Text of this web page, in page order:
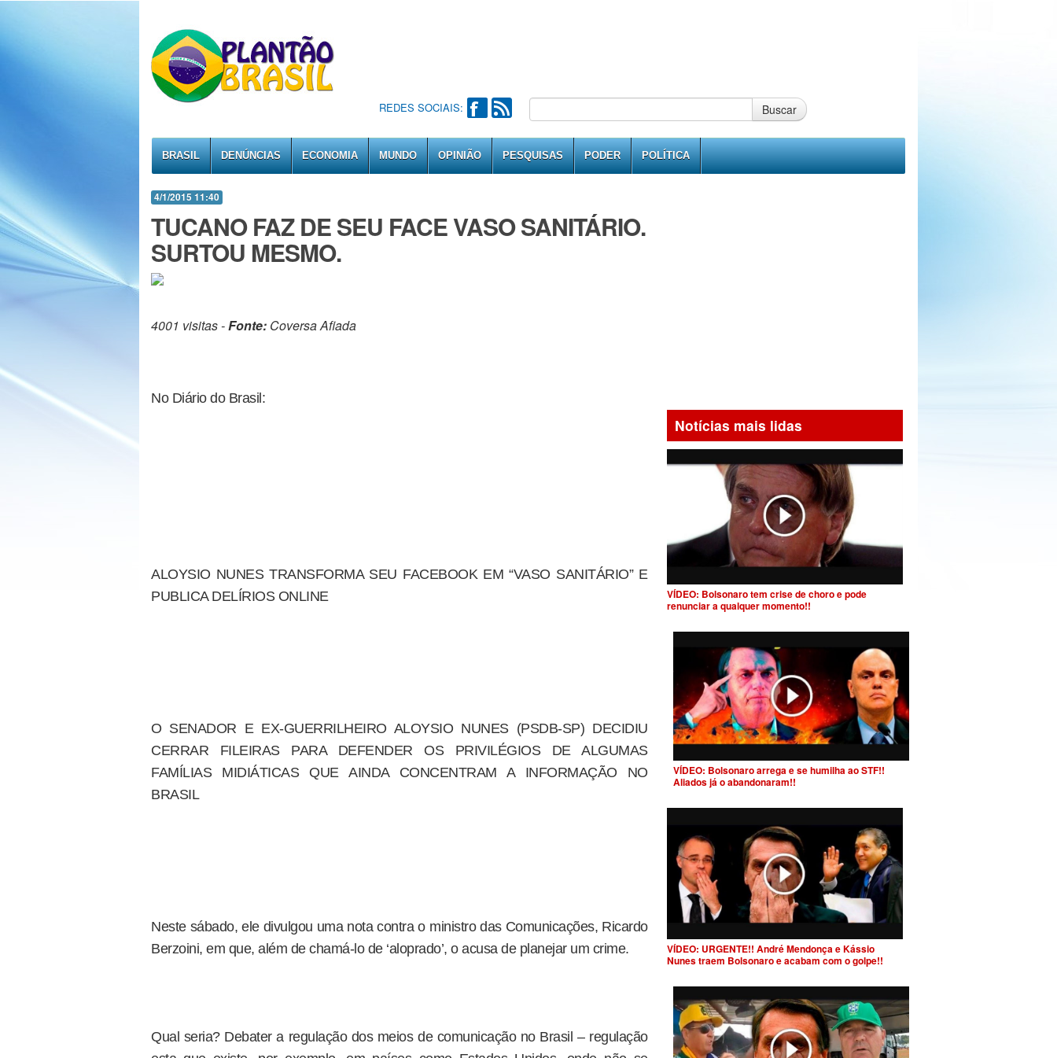
REDES SOCIAIS: Buscar
BRASIL DENÚNCIAS ECONOMIA MUNDO OPINIÃO PESQUISAS PODER POLÍTICA
4/1/2015 11:40
TUCANO FAZ DE SEU FACE VASO SANITÁRIO.
SURTOU MESMO.
4001 visitas -Fonte: Coversa Afiada
No Diário do Brasil:
ALOYSIO NUNES TRANSFORMA SEU FACEBOOK EM “VASO SANITÁRIO” E
PUBLICA DELÍRIOS ONLINE
O SENADOR E EX-GUERRILHEIRO ALOYSIO NUNES (PSDB-SP) DECIDIU
CERRAR FILEIRAS PARA DEFENDER OS PRIVILÉGIOS DE ALGUMAS
FAMÍLIAS MIDIÁTICAS QUE AINDA CONCENTRAM A INFORMAÇÃO NO
BRASIL
Neste sábado, ele divulgou uma nota contra o ministro das Comunicações, Ricardo
Berzoini, em que, além de chamá-lo de ‘aloprado’, o acusa de planejar um crime.
Qual seria? Debater a regulação dos meios de comunicação no Brasil – regulação
Notícias mais lidas
VÍDEO: Bolsonaro tem crise de choro e pode
renunciar a qualquer momento!!
VÍDEO: Bolsonaro arrega e se humilha ao STF!!
Aliados já o abandonaram!!
VÍDEO: URGENTE!! André Mendonça e Kássio
Nunes traem Bolsonaro e acabam com o golpe!!